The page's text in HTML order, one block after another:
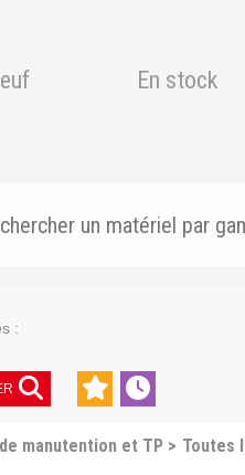
En stock
:
manutention et TP Toutes